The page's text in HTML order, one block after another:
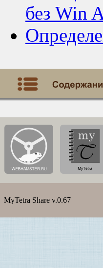
без Win
MyTetra Share v.0.67